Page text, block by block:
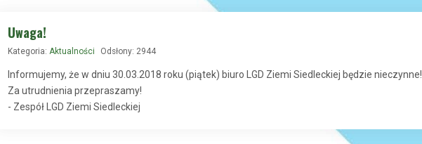
Uwaga!
Kategoria: Aktualności Odsłony: 2944
Informujemy, że w dniu 30.03.2018 roku (piątek) biuro LGD Ziemi Siedleckiej będzie nieczynne!
Za utrudnienia przepraszamy!
- Zespół LGD Ziemi Siedleckiej